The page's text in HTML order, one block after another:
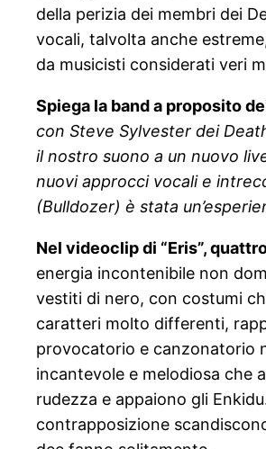
della perizia dei membri dei
vocali, talvolta anche
da musicisti considerati veri
Spiega la band a proposito
con Steve Sylvester dei
il nostro suono a un nuovo
nuovi approcci vocali e
(Bulldozer) è stata
Nel videoclip di “Eris”,
energia incontenibile non
vestiti di nero, con costumi
caratteri molto differenti,
provocatorio e canzonatorio
incantevole e melodiosa che
rudezza e appaiono gli
contrapposizione